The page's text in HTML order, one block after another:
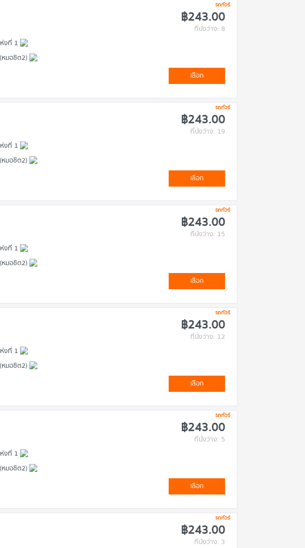
รถทัวร์
฿243.00
ที่นั่งว่าง: 8
งที่ 1
หมอชิต2)
เลือก
รถทัวร์
฿243.00
ที่นั่งว่าง: 19
งที่ 1
หมอชิต2)
เลือก
รถทัวร์
฿243.00
ที่นั่งว่าง: 15
งที่ 1
หมอชิต2)
เลือก
รถทัวร์
฿243.00
ที่นั่งว่าง: 12
งที่ 1
หมอชิต2)
เลือก
รถทัวร์
฿243.00
ที่นั่งว่าง: 5
งที่ 1
หมอชิต2)
เลือก
รถทัวร์
฿243.00
ที่นั่งว่าง: 3